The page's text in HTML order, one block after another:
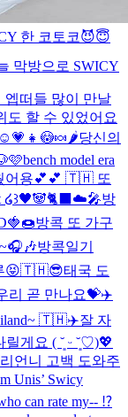
한 코토코😈😇
막방으로 SWICY
엡떠들 많이 만날
도 할 수 있었어요
👧😳🍬🌶️당신의
bench model era
어용💕💕 🇹🇭 또
꒱🖤🐼🐈‍⬛☁️🎤방
🍓🍩방콕 또 가구
방콕일기
😝🇹🇭😎태국 도
곧 만나요💝✈️
🇹🇭✈️잘 자
게요 ( ˘͈ ᵕ ˘͈♡)💖
언니 고백 도와주
Unis’ Swicy
can rate my-- ⁉️